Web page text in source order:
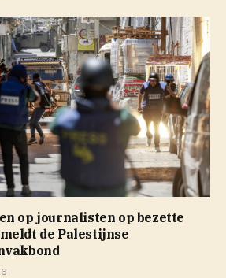
op journalisten op bezette
de Palestijnse